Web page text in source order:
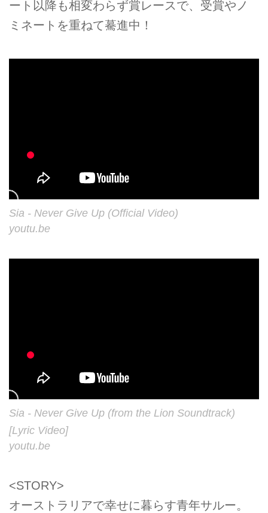
ート以降も相変わらず賞レースで、受賞やノ
ミネートを重ねて驀進中！
Sia - Never Give Up (Official Video)
youtu.be
Sia - Never Give Up (from the Lion Soundtrack)
[Lyric Video]
youtu.be
<STORY>
オーストラリアで幸せに暮らす青年サルー。